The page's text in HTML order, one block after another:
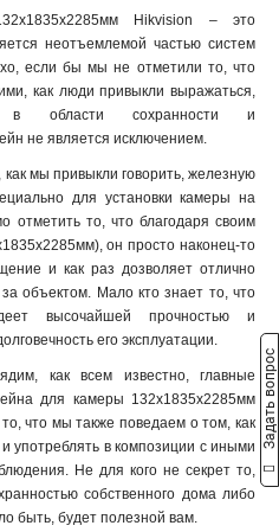
Hikvision – это
неотъемлемой частью систем
если бы мы не отметили то, что
как люди привыкли выражаться,
в области сохранности и
не является исключением.
мы привыкли говорить, железную
для установки камеры на
отметить то, что благодаря своим
он просто наконец-то
и как раз дозволяет отлично
объектом. Мало кто знает то, что
высочайшей прочностью и
его эксплуатации.
как всем известно, главные
для камеры 132х1835х2285мм
что мы также поведаем о том, как
употреблять в композиции с иными
Не для кого не секрет то,
собственного дома либо
быть, будет полезной вам.
Задать вопрос